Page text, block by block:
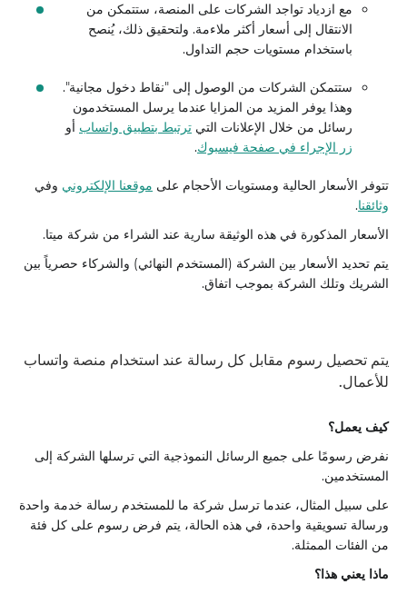
مع ازدياد تواجد الشركات على المنصة، ستتمكن من
الانتقال إلى أسعار أكثر ملاءمة. ولتحقيق ذلك، يُنصح
باستخدام مستويات حجم التداول.
ستتمكن الشركات من الوصول إلى "نقاط دخول مجانية".
وهذا يوفر المزيد من المزايا عندما يرسل المستخدمون
رسائل من خلال الإعلانات التي ترتبط بتطبيق واتساب أو
زر الإجراء في صفحة فيسبوك.
تتوفر الأسعار الحالية ومستويات الأحجام على موقعنا الإلكتروني وفي
وثائقنا.
الأسعار المذكورة في هذه الوثيقة سارية عند الشراء من شركة ميتا.
يتم تحديد الأسعار بين الشركة (المستخدم النهائي) والشركاء حصرياً بين
الشريك وتلك الشركة بموجب اتفاق.
يتم تحصيل رسوم مقابل كل رسالة عند استخدام منصة واتساب
للأعمال.
كيف يعمل؟
نفرض رسومًا على جميع الرسائل النموذجية التي ترسلها الشركة إلى
المستخدمين.
على سبيل المثال، عندما ترسل شركة ما للمستخدم رسالة خدمة واحدة
ورسالة تسويقية واحدة، في هذه الحالة، يتم فرض رسوم على كل فئة
من الفئات الممثلة.
ماذا يعني هذا؟